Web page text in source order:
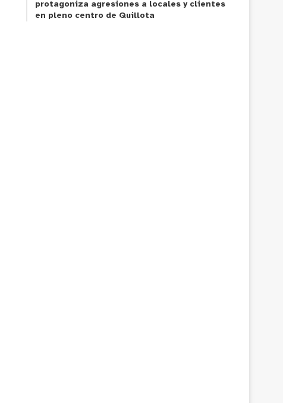
protagoniza agresiones a locales y clientes
en pleno centro de Quillota